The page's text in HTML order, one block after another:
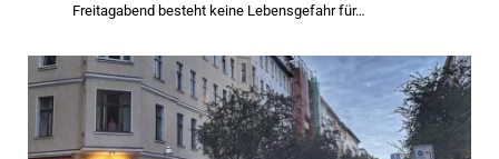
Freitagabend besteht keine Lebensgefahr für…